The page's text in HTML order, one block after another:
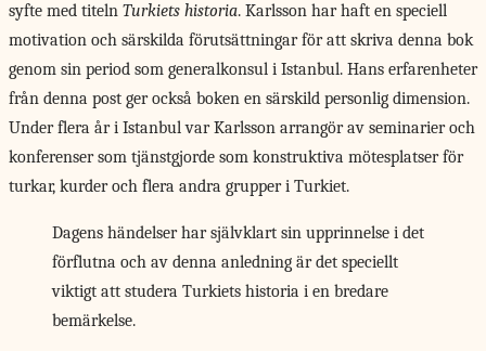
syfte med titeln Turkiets historia. Karlsson har haft en speciell
motivation och särskilda förutsättningar för att skriva denna bok
genom sin period som generalkonsul i Istanbul. Hans erfarenheter
från denna post ger också boken en särskild personlig dimension.
Under flera år i Istanbul var Karlsson arrangör av seminarier och
konferenser som tjänstgjorde som konstruktiva mötesplatser för
turkar, kurder och flera andra grupper i Turkiet.
Dagens händelser har självklart sin upprinnelse i det
förflutna och av denna anledning är det speciellt
viktigt att studera Turkiets historia i en bredare
bemärkelse.